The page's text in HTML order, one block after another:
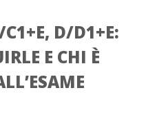
C1+E, D/D1+E:
E CHI È